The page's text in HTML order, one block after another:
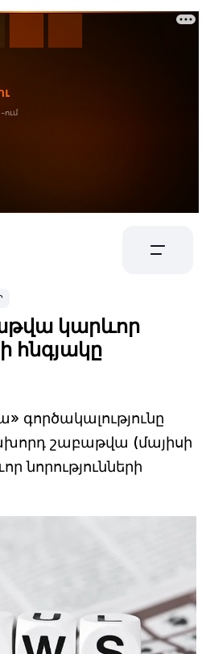
կարևոր
հնգյակը
գործակալությունը
շաբաթվա (մայիսի
նորությունների